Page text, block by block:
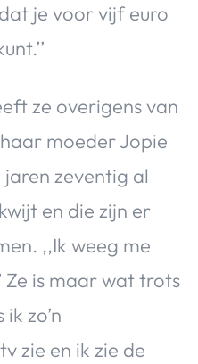
je voor vijf euro
ze overigens van
moeder Jopie
zeventig al
en die zijn er
,,Ik weeg me
Ze is maar wat trots
zo’n
zie en ik zie de